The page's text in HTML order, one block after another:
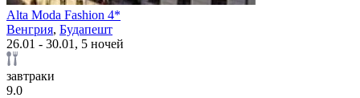
Alta Moda Fashion 4*
Венгрия, Будапешт
26.01 - 30.01, 5 ночей
завтраки
9.0